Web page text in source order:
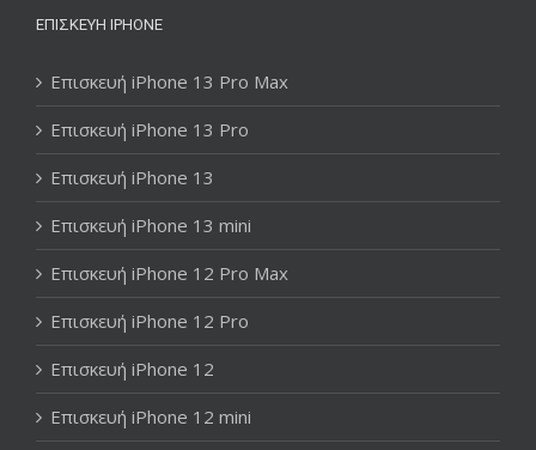
ΕΠΙΣΚΕΥΉ IPHONE
Επισκευή iPhone 13 Pro Max
Επισκευή iPhone 13 Pro
Επισκευή iPhone 13
Επισκευή iPhone 13 mini
Επισκευή iPhone 12 Pro Max
Επισκευή iPhone 12 Pro
Επισκευή iPhone 12
Επισκευή iPhone 12 mini